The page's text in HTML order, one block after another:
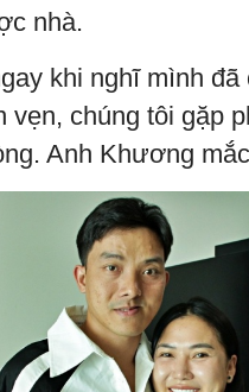
nhà.
khi nghĩ mình
vẹn, chúng tôi gặp
Anh Khương